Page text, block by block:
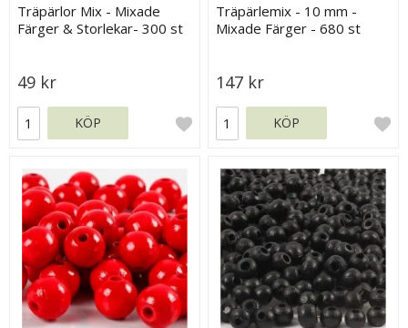
Träpärlor Mix - Mixade
Färger & Storlekar- 300 st
49 kr
KÖP
Träpärlemix - 10 mm -
Mixade Färger - 680 st
147 kr
KÖP